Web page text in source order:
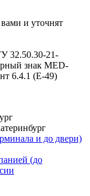
и уточнят
32.50.30-21-
знак MED-
6.4.1 (Е-49)
и до двери)
(до